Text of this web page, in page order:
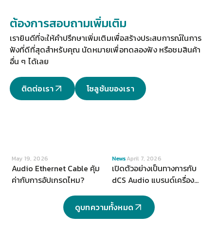
ต้องการสอบถามเพิ่มเติม
เรายินดีที่จะให้คำปรึกษาเพิ่มเติมเพื่อสร้างประสบการณ์ในการ
ฟังที่ดีที่สุดสำหรับคุณ นัดหมายเพื่อทดลองฟัง หรือชมสินค้า
อื่น ๆ ได้เลย
ติดต่อเรา โซลูชันของเรา
May 19, 2026
Audio Ethernet Cable คุ้ม
ค่ากับการอัปเกรดไหม?
VIEW
NewsApril 7, 2026
เปิดตัวอย่างเป็นทางการกับ
dCS Audio แบรนด์เครื่อง
ราชอาณาจักร
ดูบทความทั้งหมด